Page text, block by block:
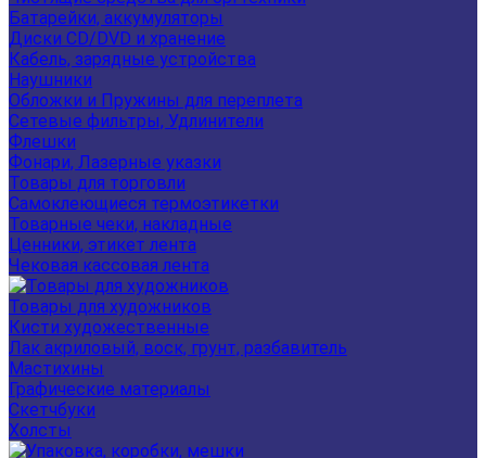
Батарейки, аккумуляторы
Диски CD/DVD и хранение
Кабель, зарядные устройства
Наушники
Обложки и Пружины для переплета
Сетевые фильтры, Удлинители
Флешки
Фонари, Лазерные указки
Товары для торговли
Самоклеющиеся термоэтикетки
Товарные чеки, накладные
Ценники, этикет лента
Чековая кассовая лента
Товары для художников
Кисти художественные
Лак акриловый, воск, грунт, разбавитель
Мастихины
Графические материалы
Скетчбуки
Холсты